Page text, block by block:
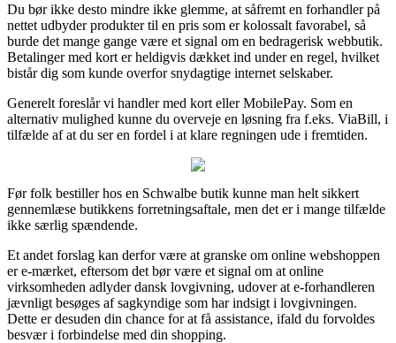
Du bør ikke desto mindre ikke glemme, at såfremt en forhandler på
nettet udbyder produkter til en pris som er kolossalt favorabel, så
burde det mange gange være et signal om en bedragerisk webbutik.
Betalinger med kort er heldigvis dækket ind under en regel, hvilket
bistår dig som kunde overfor snydagtige internet selskaber.
Generelt foreslår vi handler med kort eller MobilePay. Som en
alternativ mulighed kunne du overveje en løsning fra f.eks. ViaBill, i
tilfælde af at du ser en fordel i at klare regningen ude i fremtiden.
Før folk bestiller hos en Schwalbe butik kunne man helt sikkert
gennemlæse butikkens forretningsaftale, men det er i mange tilfælde
ikke særlig spændende.
Et andet forslag kan derfor være at granske om online webshoppen
er e-mærket, eftersom det bør være et signal om at online
virksomheden adlyder dansk lovgivning, udover at e-forhandleren
jævnligt besøges af sagkyndige som har indsigt i lovgivningen.
Dette er desuden din chance for at få assistance, ifald du forvoldes
besvær i forbindelse med din shopping.